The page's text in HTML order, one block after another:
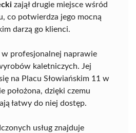
zajął drugie miejsce wśród
co potwierdza jego mocną
darzą go klienci.
w profesjonalnej naprawie
kaletniczych. Jej
na Placu Słowiańskim 11 w
położona, dzięki czemu
łatwy do niej dostęp.
usług znajduje